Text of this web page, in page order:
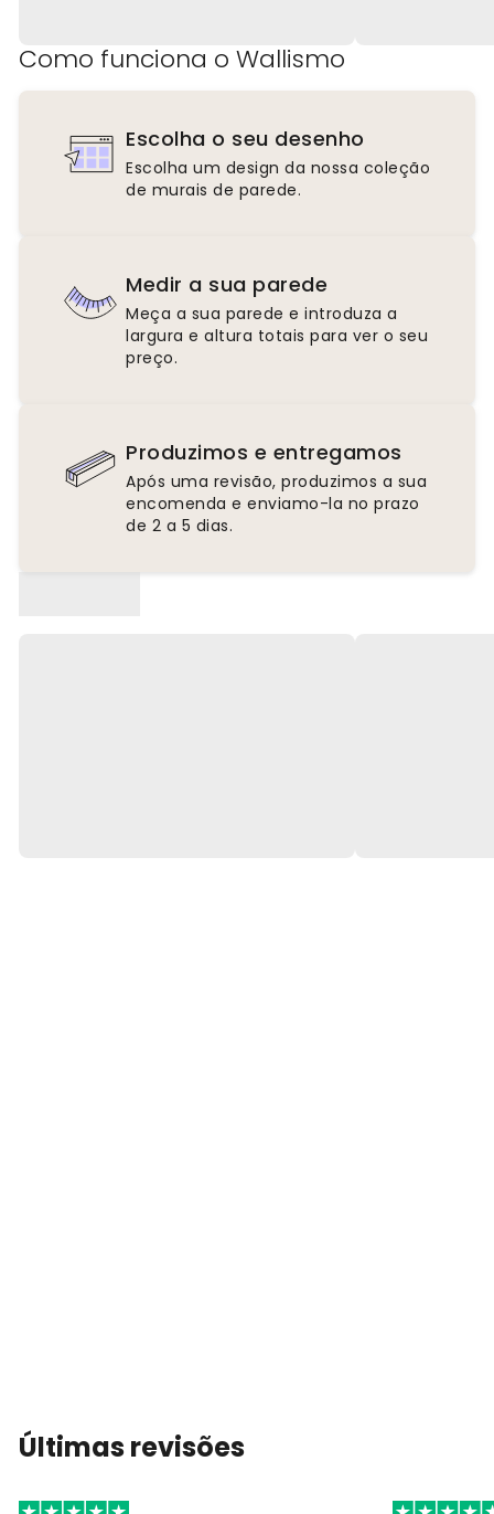
Como funciona o Wallismo
Escolha o seu desenho
Escolha um design da nossa coleção
de murais de parede.
Medir a sua parede
Meça a sua parede e introduza a
largura e altura totais para ver o seu
preço.
Produzimos e entregamos
Após uma revisão, produzimos a sua
encomenda e enviamo-la no prazo
de 2 a 5 dias.
Últimas revisões